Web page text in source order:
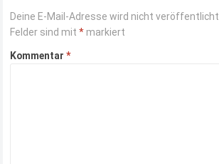
Deine E-Mail-Adresse wird nicht veröffentlicht.
Felder sind mit* markiert
Kommentar*